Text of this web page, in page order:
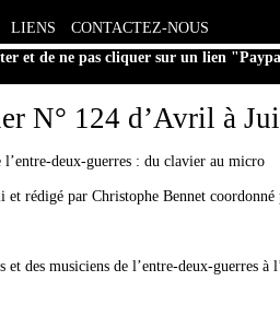
LIENS CONTACTEZ-NOUS
et de ne pas cliquer sur un lien
N° 124 d’Avril à
l’entre-deux-guerres : du clavier au micro
et rédigé par Christophe Bennet
et des musiciens de l’entre-deux-guerres à